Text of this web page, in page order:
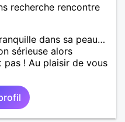
recherche rencontre
dans sa peau…
sérieuse alors
pas ! Au plaisir de vous